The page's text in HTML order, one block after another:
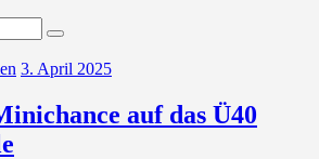
3. April 2025
auf das Ü40